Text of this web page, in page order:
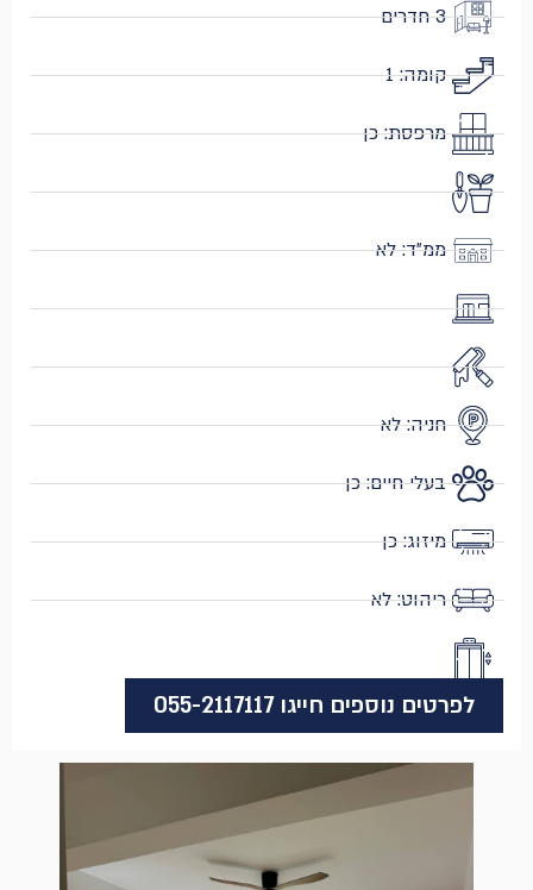
3 חדרים
קומה: 1
מרפסת: כן
ממ״ד: לא
חניה: לא
בעלי חיים: כן
מיזוג: כן
ריהוט: לא
לפרטים נוספים חייגו 055-2117117